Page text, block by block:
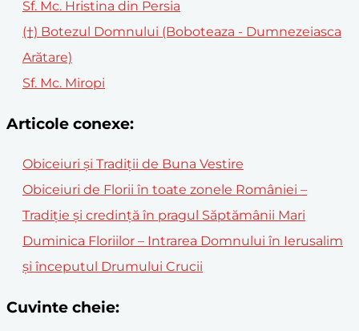
Sf. Mc. Hristina din Persia
(†) Botezul Domnului (Boboteaza - Dumnezeiasca
Arătare)
Sf. Mc. Miropi
Articole conexe:
Obiceiuri și Tradiții de Buna Vestire
Obiceiuri de Florii în toate zonele României –
Tradiție și credință în pragul Săptămânii Mari
Duminica Floriilor – Intrarea Domnului în Ierusalim
și începutul Drumului Crucii
Cuvinte cheie: